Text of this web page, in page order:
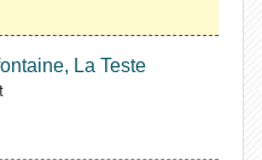
La Teste